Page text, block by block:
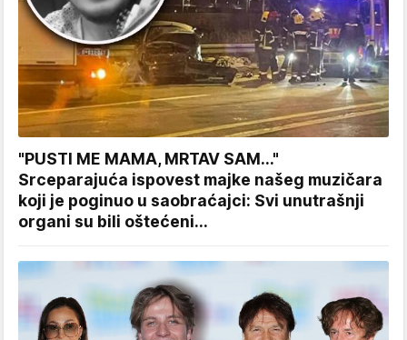
"PUSTI ME MAMA, MRTAV SAM..."
Srceparajuća ispovest majke našeg muzičara
koji je poginuo u saobraćajci: Svi unutrašnji
organi su bili oštećeni...